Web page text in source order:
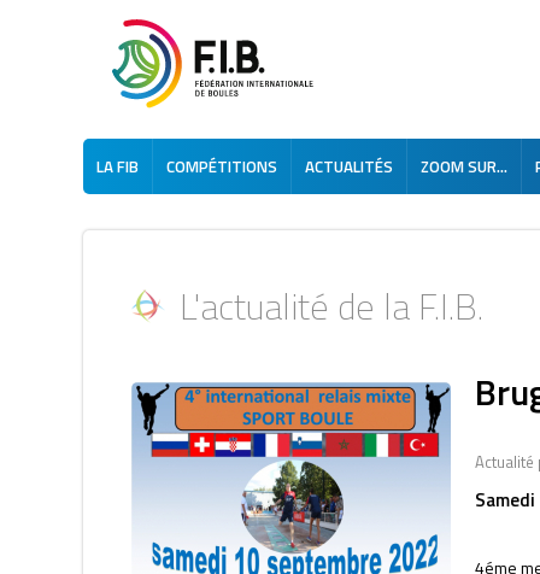
LA FIB COMPÉTITIONS ACTUALITÉS ZOOM SUR...
L'actualité de la F.I.B.
Actualité
4éme